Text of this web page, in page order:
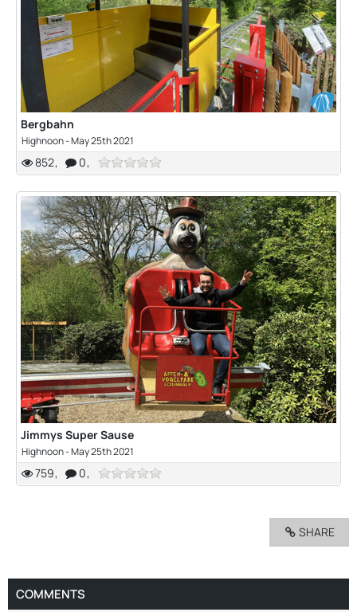
Bergbahn
Highnoon-May 25th 2021
852 0
Jimmys Super Sause
Highnoon-May 25th 2021
759 0
SHARE
COMMENTS